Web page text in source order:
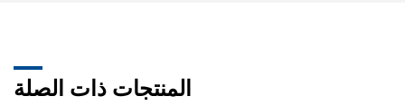
المنتجات ذات الصلة